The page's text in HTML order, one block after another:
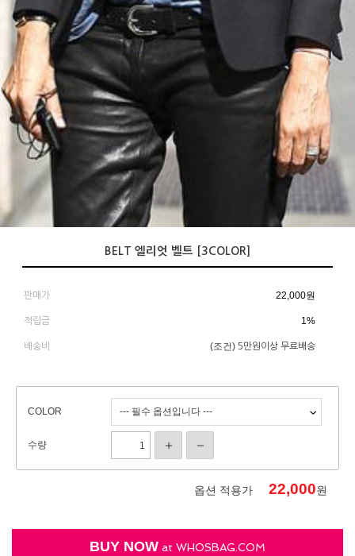
BELT 엘리엇 벨트 [3COLOR]
판매가 22,000원
적립금 1%
배송비 (조건) 5만원이상 무료배송
COLOR
수량
옵션 적용가 22,000원
BUY NOW at WHOSBAG.COM